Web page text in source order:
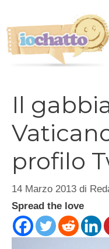
contenuto
Il
profilo
14 Marzo 2013 di
Spread the love